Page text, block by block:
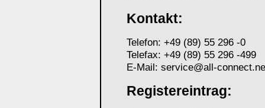
Kontakt:
Telefon: +49 (89) 55 296 -0
Telefax: +49 (89) 55 296 -499
E-Mail: service@all-
Registereintrag: